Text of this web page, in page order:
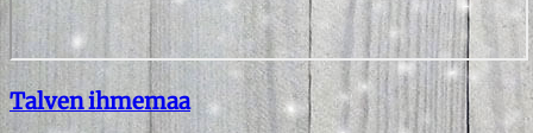
Talven ihmemaa